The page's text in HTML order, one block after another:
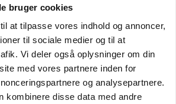
bruger cookies
at tilpasse vores indhold og annoncer,
til sociale medier og til at
Vi deler også oplysninger om din
med vores partnere inden for
og analysepartnere.
kombinere disse data med andre